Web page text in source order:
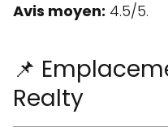
Avis moyen: 4.5/5.
📌
Realty